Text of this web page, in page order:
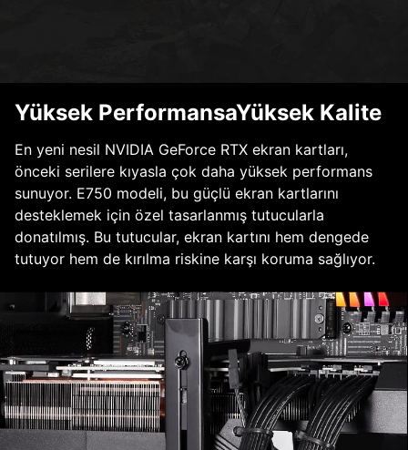
Yüksek PerformansaYüksek Kalite
En yeni nesil NVIDIA GeForce RTX ekran kartları,
önceki serilere kıyasla çok daha yüksek performans
sunuyor. E750 modeli, bu güçlü ekran kartlarını
desteklemek için özel tasarlanmış tutucularla
donatılmış. Bu tutucular, ekran kartını hem dengede
tutuyor hem de kırılma riskine karşı koruma sağlıyor.